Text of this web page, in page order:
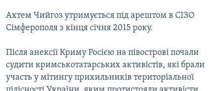
Ахтем Чийгоз утримується під арештом в СІЗО
Сімферополя з кінця січня 2015 року.
Після анексії Криму Росією на півострові почали
судити кримськотатарських активістів, які брали
участь у мітингу прихильників територіальної